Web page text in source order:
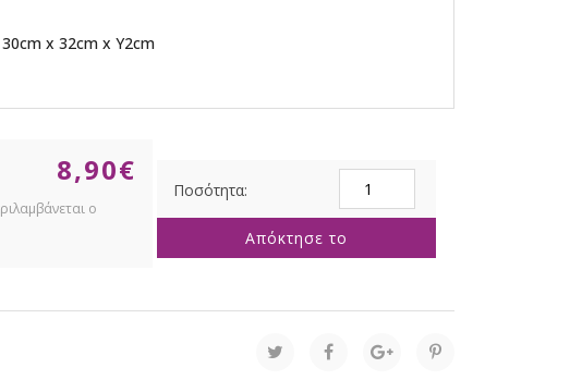
x 32cm x Y2cm
8,90€
ΦΛΑΜΙΝΓΚΟ
ποσότητα
Απόκτησε το